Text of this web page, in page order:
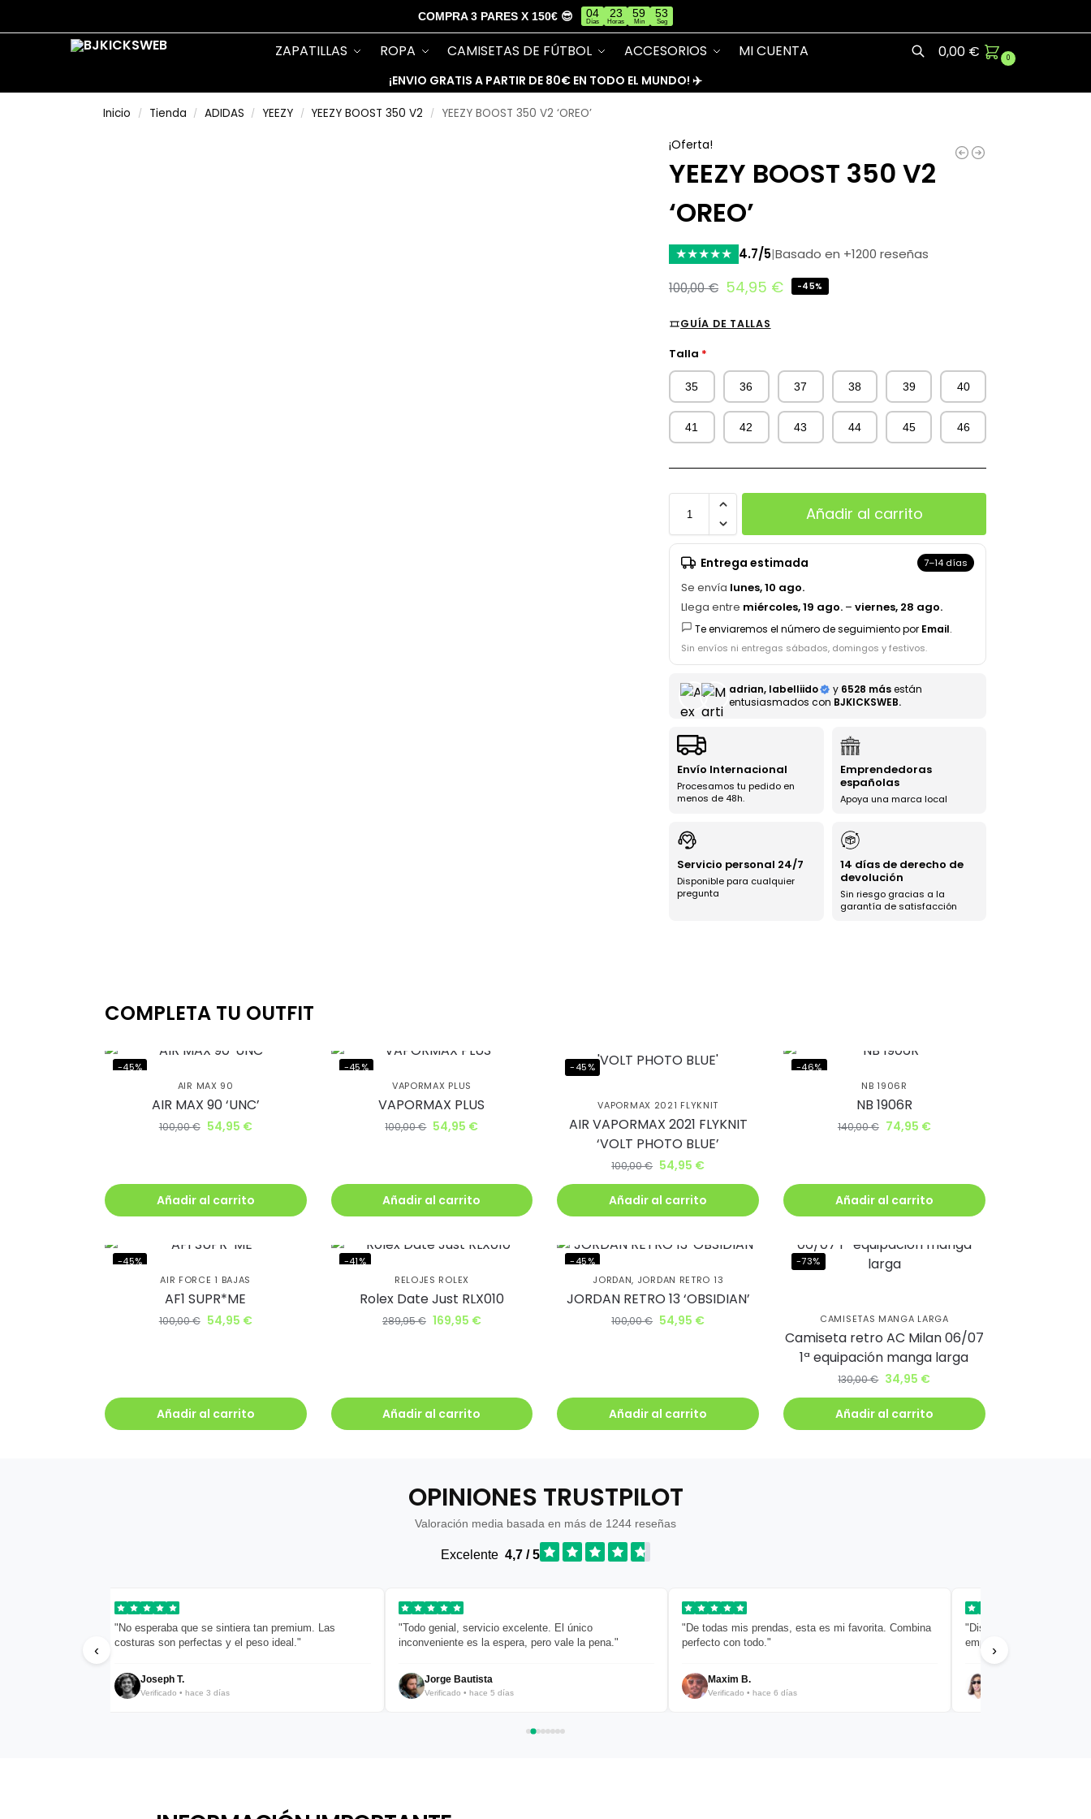
COMPRA 3 PARES X 150€ 😎 04
Días
23
Horas
59
Min
53
Seg
ZAPATILLAS ROPA CAMISETAS DE FÚTBOL ACCESORIOS MI CUENTA 0,00 € 0
¡ENVIO GRATIS A PARTIR DE 80€ EN TODO EL MUNDO! ✈️
Inicio / Tienda / ADIDAS / YEEZY / YEEZY BOOST 350 V2 / YEEZY BOOST 350 V2 ‘OREO’
¡Oferta!
YEEZY BOOST 350 V2
‘OREO’
★★★★★ 4.7/5|Basado en +1200 reseñas
100,00€ 54,95 € -45%
GUÍA DE TALLAS
Talla *
35 36 37 38 39 40
41 42 43 44 45 46
Añadir al carrito
Entrega estimada 7–14 días
Se envía lunes, 10 ago.
Llega entre miércoles, 19 ago. – viernes, 28 ago.
Te enviaremos el número de seguimiento por Email.
Sin envíos ni entregas sábados, domingos y festivos.
adrian, labelliido y 6528 másestán
entusiasmados con BJKICKSWEB.
Envío Internacional
Procesamos tu pedido en
menos de 48h.
Emprendedoras
españolas
Apoya una marca local
Servicio personal 24/7
Disponible para cualquier
pregunta
14 días de derecho de
devolución
Sin riesgo gracias a la
garantía de satisfacción
COMPLETA TU OUTFIT
-45%
AIR MAX 90
AIR MAX 90 ‘UNC’
100,00€ 54,95 €
Añadir al carrito
-45%
VAPORMAX PLUS
VAPORMAX PLUS
100,00€ 54,95 €
Añadir al carrito
-45%
VAPORMAX 2021 FLYKNIT
AIR VAPORMAX 2021 FLYKNIT
‘VOLT PHOTO BLUE’
100,00€ 54,95 €
Añadir al carrito
-46%
NB 1906R
NB 1906R
140,00€ 74,95 €
Añadir al carrito
-45%
AIR FORCE 1 BAJAS
AF1 SUPR*ME
100,00€ 54,95 €
Añadir al carrito
-41%
RELOJES ROLEX
Rolex Date Just RLX010
289,95€ 169,95 €
Añadir al carrito
-45%
JORDAN, JORDAN RETRO 13
JORDAN RETRO 13 ‘OBSIDIAN’
100,00€ 54,95 €
Añadir al carrito
-73%
CAMISETAS MANGA LARGA
Camiseta retro AC Milan 06/07
1ª equipación manga larga
130,00€ 34,95 €
Añadir al carrito
OPINIONES TRUSTPILOT
Valoración media basada en más de 1244 reseñas
Excelente 4,7 / 5
‹
"No esperaba que se sintiera tan premium. Las
costuras son perfectas y el peso ideal."
Joseph T.
Verificado • hace 3 días
"Todo genial, servicio excelente. El único
inconveniente es la espera, pero vale la pena."
Jorge Bautista
Verificado • hace 5 días
"De todas mis prendas, esta es mi favorita. Combina
perfecto con todo."
Maxim B.
Verificado • hace 6 días
"Diseño limpio y sencillo.
empaquetado muy
›